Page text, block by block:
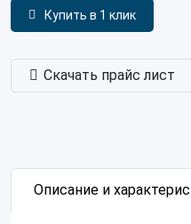
Купить в 1 клик
Скачать прайс лист
Описание и